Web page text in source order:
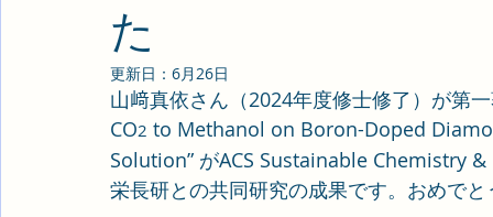
た
更新日： 6月26日
山﨑真依さん（2024年度修士修了）が第
CO2 to Methanol on Boron-Doped
Solution” がACS Sustainable Chemistry
栄長研との共同研究の成果です。おめで